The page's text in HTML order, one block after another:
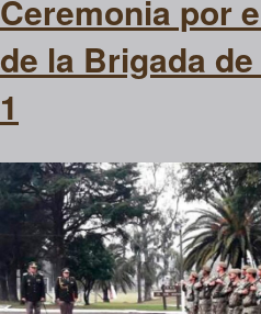
Ceremonia por
de la Brigada
1